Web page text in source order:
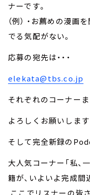
ナーです。
（例） ・お薦めの漫
でる気配がない。
応募の宛先は・・・
elekata@tbs.co.jp
それぞれのコーナーま
よろしくお願いします
そして完全新録の
大人気コーナー「私、
籍が、いよいよ完成間
ここでリスナーの皆